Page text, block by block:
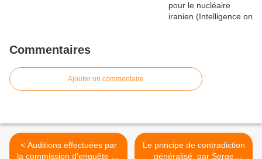
Commentaires
Ajouter un commentaire
< Auditions effectuées par
la commission d'enquête de
Le principe de contradiction
généralisé, par Serge